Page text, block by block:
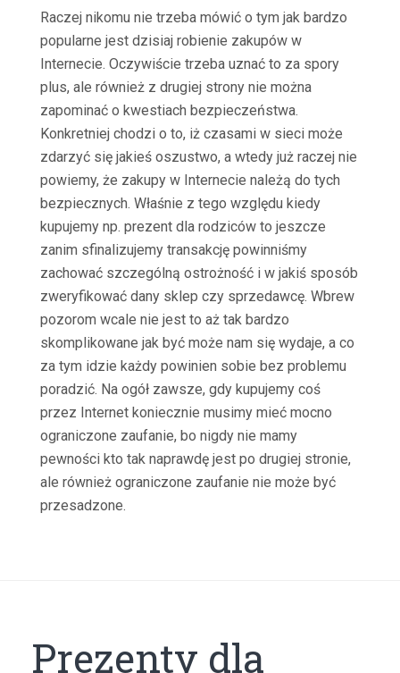
Raczej nikomu nie trzeba mówić o tym jak bardzo
popularne jest dzisiaj robienie zakupów w
Internecie. Oczywiście trzeba uznać to za spory
plus, ale również z drugiej strony nie można
zapominać o kwestiach bezpieczeństwa.
Konkretniej chodzi o to, iż czasami w sieci może
zdarzyć się jakieś oszustwo, a wtedy już raczej nie
powiemy, że zakupy w Internecie należą do tych
bezpiecznych. Właśnie z tego względu kiedy
kupujemy np. prezent dla rodziców to jeszcze
zanim sfinalizujemy transakcję powinniśmy
zachować szczególną ostrożność i w jakiś sposób
zweryfikować dany sklep czy sprzedawcę. Wbrew
pozorom wcale nie jest to aż tak bardzo
skomplikowane jak być może nam się wydaje, a co
za tym idzie każdy powinien sobie bez problemu
poradzić. Na ogół zawsze, gdy kupujemy coś
przez Internet koniecznie musimy mieć mocno
ograniczone zaufanie, bo nigdy nie mamy
pewności kto tak naprawdę jest po drugiej stronie,
ale również ograniczone zaufanie nie może być
przesadzone.
Prezenty dla